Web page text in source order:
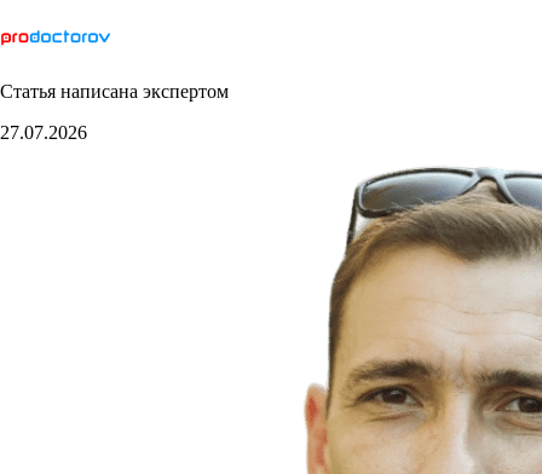
Статья написана экспертом
27.07.2026